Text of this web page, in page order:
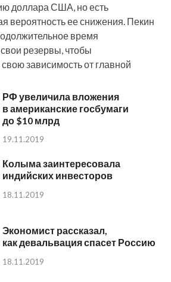
доллара США, но есть
вероятность ее снижения. Пекин
время
резервы, чтобы
зависимость от главной
РФ увеличила вложения
в американские госбумаги
до $10 млрд
19.11.2019
Колыма заинтересовала
индийских инвесторов
18.11.2019
Экономист рассказал,
как девальвация спасет Россию
18.11.2019